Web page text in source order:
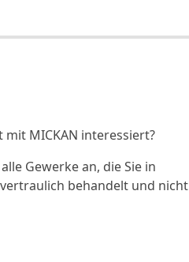
MICKAN interessiert?
Gewerke an, die Sie in
behandelt und nicht